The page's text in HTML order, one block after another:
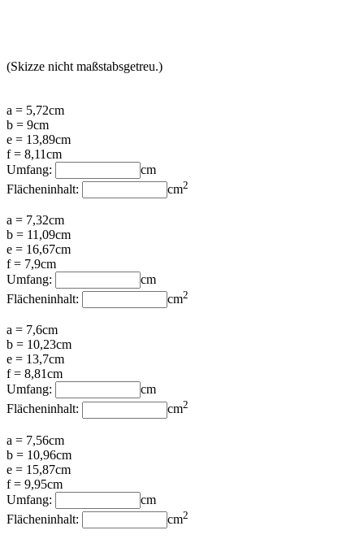
(Skizze nicht maßstabsgetreu.)
a = 5,72cm
b = 9cm
e = 13,89cm
f = 8,11cm
Umfang:
cm
Flächeninhalt:
cm2
a = 7,32cm
b = 11,09cm
e = 16,67cm
f = 7,9cm
Umfang:
cm
Flächeninhalt:
cm2
a = 7,6cm
b = 10,23cm
e = 13,7cm
f = 8,81cm
Umfang:
cm
Flächeninhalt:
cm2
a = 7,56cm
b = 10,96cm
e = 15,87cm
f = 9,95cm
Umfang:
cm
Flächeninhalt:
cm2